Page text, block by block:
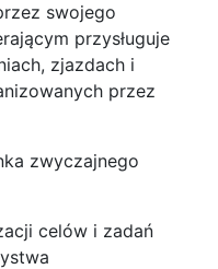
swojego
przysługuje
zjazdach i
przez
zwyczajnego
celów i zadań